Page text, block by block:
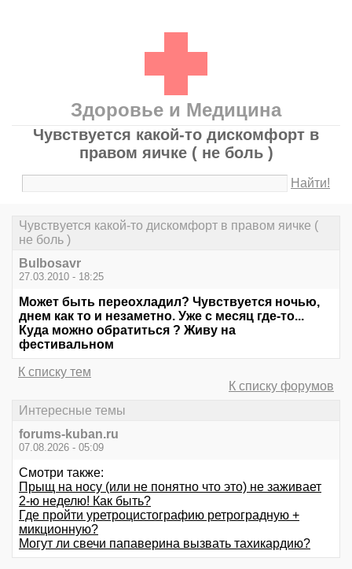
Здоровье и Медицина
Чувствуется какой-то дискомфорт в
правом яичке ( не боль )
Найти!
Чувствуется какой-то дискомфорт в правом яичке (
не боль )
Bulbosavr
27.03.2010 - 18:25
Может быть переохладил? Чувствуется ночью,
днем как то и незаметно. Уже с месяц где-то...
Куда можно обратиться ? Живу на
фестивальном
К списку тем
К списку форумов
Интересные темы
forums-kuban.ru
07.08.2026 - 05:09
Смотри также:
Прыщ на носу (или не понятно что это) не заживает
2-ю неделю! Как быть?
Где пройти уретроцистографию ретроградную +
микционную?
Могут ли свечи папаверина вызвать тахикардию?